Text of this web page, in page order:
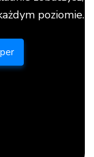
poziomie.